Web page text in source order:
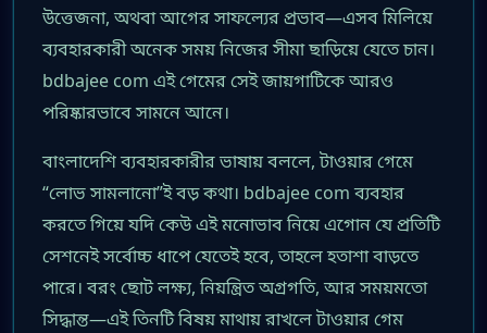
উত্তেজনা, অথবা আগের সাফল্যের প্রভাব—এসব মিলিয়ে
ব্যবহারকারী অনেক সময় নিজের সীমা ছাড়িয়ে যেতে চান।
bdbajee com এই গেমের সেই জায়গাটিকে আরও
পরিষ্কারভাবে সামনে আনে।
বাংলাদেশি ব্যবহারকারীর ভাষায় বললে, টাওয়ার গেমে
“লোভ সামলানো”ই বড় কথা। bdbajee com ব্যবহার
করতে গিয়ে যদি কেউ এই মনোভাব নিয়ে এগোন যে প্রতিটি
সেশনেই সর্বোচ্চ ধাপে যেতেই হবে, তাহলে হতাশা বাড়তে
পারে। বরং ছোট লক্ষ্য, নিয়ন্ত্রিত অগ্রগতি, আর সময়মতো
সিদ্ধান্ত—এই তিনটি বিষয় মাথায় রাখলে টাওয়ার গেম